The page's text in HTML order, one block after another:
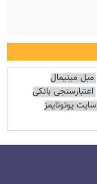
مبل مینیمال
اعتبارسنجی بانکی
سایت یوتوتایمز